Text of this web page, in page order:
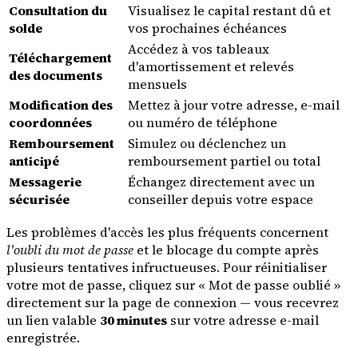
Consultation du
solde
Visualisez le capital restant dû et
vos prochaines échéances
Téléchargement
des documents
Accédez à vos tableaux
d'amortissement et relevés
mensuels
Modification des
coordonnées
Mettez à jour votre adresse, e-mail
ou numéro de téléphone
Remboursement
anticipé
Simulez ou déclenchez un
remboursement partiel ou total
Messagerie
sécurisée
Échangez directement avec un
conseiller depuis votre espace
Les problèmes d'accès les plus fréquents concernent
l'oubli du mot de passe et le blocage du compte après
plusieurs tentatives infructueuses. Pour réinitialiser
votre mot de passe, cliquez sur « Mot de passe oublié »
directement sur la page de connexion — vous recevrez
un lien valable 30 minutes sur votre adresse e-mail
enregistrée.